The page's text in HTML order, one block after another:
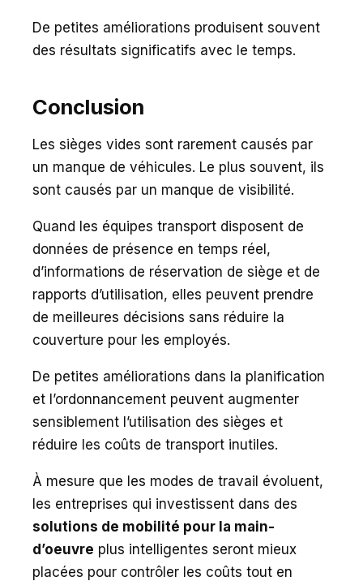
De petites améliorations produisent souvent
des résultats significatifs avec le temps.
Conclusion
Les sièges vides sont rarement causés par
un manque de véhicules. Le plus souvent, ils
sont causés par un manque de visibilité.
Quand les équipes transport disposent de
données de présence en temps réel,
d’informations de réservation de siège et de
rapports d’utilisation, elles peuvent prendre
de meilleures décisions sans réduire la
couverture pour les employés.
De petites améliorations dans la planification
et l’ordonnancement peuvent augmenter
sensiblement l’utilisation des sièges et
réduire les coûts de transport inutiles.
À mesure que les modes de travail évoluent,
les entreprises qui investissent dans des
solutions de mobilité pour la main-
d’oeuvre plus intelligentes seront mieux
placées pour contrôler les coûts tout en